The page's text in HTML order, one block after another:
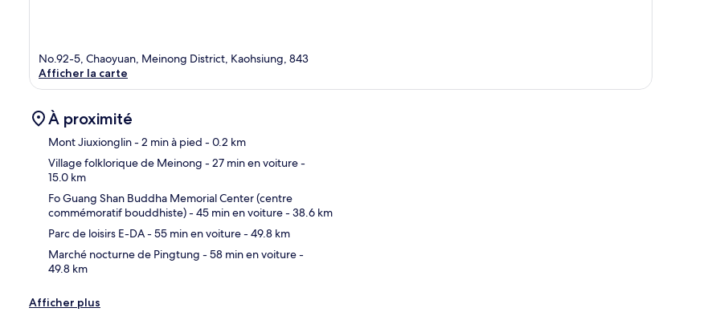
No.92-5, Chaoyuan, Meinong District, Kaohsiung, 843
Afficher la carte
À proximité
Mont Jiuxionglin- 2 min à pied - 0.2 km
Village folklorique de Meinong - 27 min en voiture-
15.0 km
Fo Guang Shan Buddha Memorial Center (centre
commémoratif bouddhiste)- 45 min en voiture- 38.6 km
Parc de loisirs E-DA- 55 min en voiture- 49.8 km
Marché nocturne de Pingtung - 58 min en voiture-
49.8 km
Afficher plus